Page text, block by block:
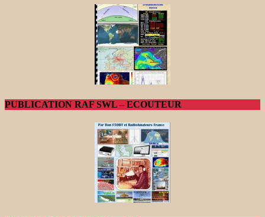
PUBLICATION RAF SWL – ECOUTEUR